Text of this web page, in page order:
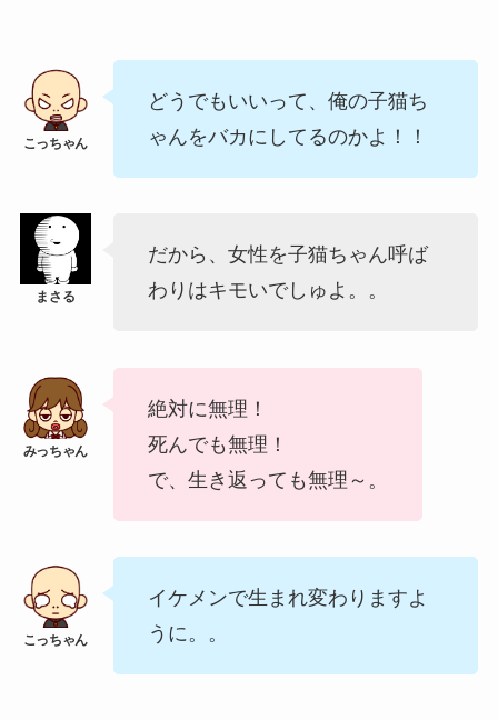
どうでもいいって、俺の子猫ち
ゃんをバカにしてるのかよ！！
だから、女性を子猫ちゃん呼ば
わりはキモいでしゅよ。。
絶対に無理！
死んでも無理！
で、生き返っても無理～。
イケメンで生まれ変わりますよ
うに。。